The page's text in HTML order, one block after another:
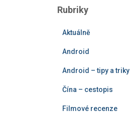
d
Rubriky
Aktuálně
Android
Android – tipy a triky
Čína – cestopis
Filmové recenze